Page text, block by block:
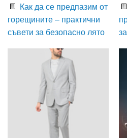
Как да се предпазим от
горещините – практични
съвети за безопасно лято